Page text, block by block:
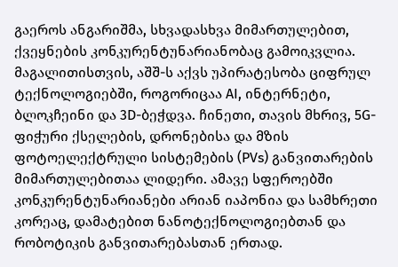
გაეროს ანგარიშმა, სხვადასხვა მიმართულებით,
ქვეყნების კონკურენტუნარიანობაც გამოიკვლია.
მაგალითისთვის, აშშ-ს აქვს უპირატესობა ციფრულ
ტექნოლოგიებში, როგორიცაა AI, ინტერნეტი,
ბლოკჩეინი და 3D-ბეჭდვა. ჩინეთი, თავის მხრივ, 5G-
ფიჭური ქსელების, დრონებისა და მზის
ფოტოელექტრული სისტემების (PVs) განვითარების
მიმართულებითაა ლიდერი. ამავე სფეროებში
კონკურენტუნარიანები არიან იაპონია და სამხრეთი
კორეაც, დამატებით ნანოტექნოლოგიებთან და
რობოტიკის განვითარებასთან ერთად.